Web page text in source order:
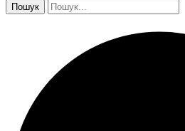
Пошук